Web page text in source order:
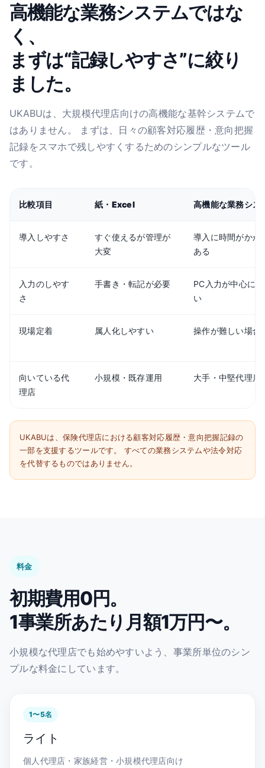
高機能な業務システムではな
く、
まずは“記録しやすさ”に絞り
ました。
UKABUは、大規模代理店向けの高機能な基幹システムで
はありません。 まずは、日々の顧客対応履歴・意向把握
記録をスマホで残しやすくするためのシンプルなツール
です。
比較項目 紙・Excel 高機能な業務シス
導入しやすさ
すぐ使えるが管理が
大変
導入に時間がかか
ある
入力のしやす
さ
手書き・転記が必要
PC入力が中心に
い
現場定着 属人化しやすい 操作が難しい場合
向いている代
理店
小規模・既存運用 大手・中堅代理店
UKABUは、保険代理店における顧客対応履歴・意向把握記録の
一部を支援するツールです。 すべての業務システムや法令対応
を代替するものではありません。
料金
初期費用0円。
1事業所あたり月額1万円〜。
小規模な代理店でも始めやすいよう、事業所単位のシン
プルな料金にしています。
1〜5名
ライト
個人代理店・家族経営・小規模代理店向け